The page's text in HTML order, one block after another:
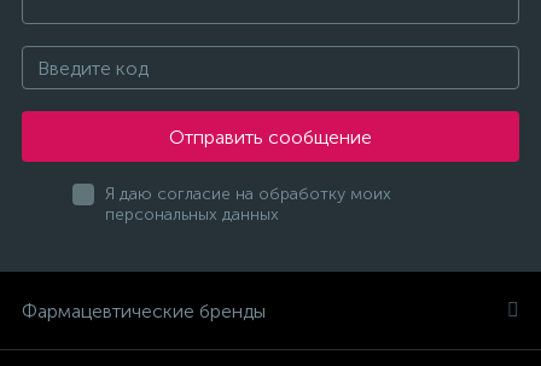
Отправить сообщение
Я даю согласие на обработку моих
персональных данных
Фармацевтические бренды